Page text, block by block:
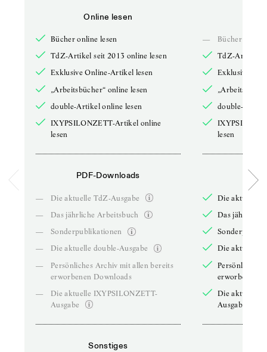
Online lesen
Bücher online lesen
TdZ-Artikel seit 2013 online lesen
Exklusive Online-Artikel lesen
„Arbeitsbücher“ online lesen
double-Artikel online lesen
IXYPSILONZETT-Artikel online
lesen
PDF-Downloads
—
Die aktuelle TdZ-Ausgabe
—
Das jährliche Arbeitsbuch
—
Sonderpublikationen
—
Die aktuelle double-Ausgabe
—
Persönliches Archiv mit allen bereits
erworbenen Downloads
—
Die aktuelle IXYPSILONZETT-
Ausgabe
Sonstiges
—
Bücher online
TdZ-Artikel
Exklusive
double-
lesen
Die aktuelle
Das jährliche
Die aktuelle
Persönliches
erworbenen
Die aktuelle
Ausgabe